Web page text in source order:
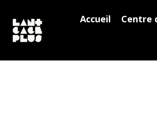
Accueil Centre